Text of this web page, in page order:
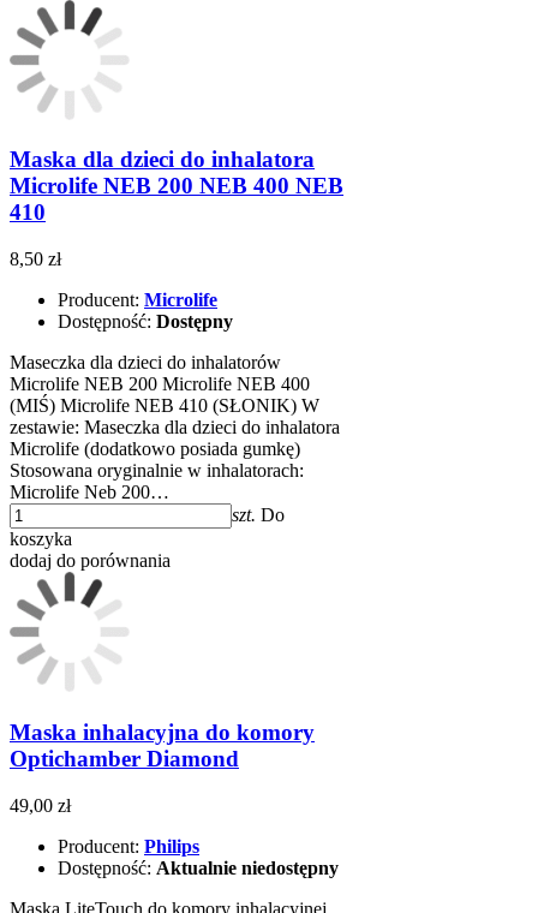
Maska dla dzieci do inhalatora
Microlife NEB 200 NEB 400 NEB
410
8,50 zł
Producent: Microlife
Dostępność: Dostępny
Maseczka dla dzieci do inhalatorów
Microlife NEB 200 Microlife NEB 400
(MIŚ) Microlife NEB 410 (SŁONIK) W
zestawie: Maseczka dla dzieci do inhalatora
Microlife (dodatkowo posiada gumkę)
Stosowana oryginalnie w inhalatorach:
Microlife Neb 200…
szt. Do
koszyka
dodaj do porównania
Maska inhalacyjna do komory
Optichamber Diamond
49,00 zł
Producent: Philips
Dostępność: Aktualnie niedostępny
Maska LiteTouch do komory inhalacyjnej